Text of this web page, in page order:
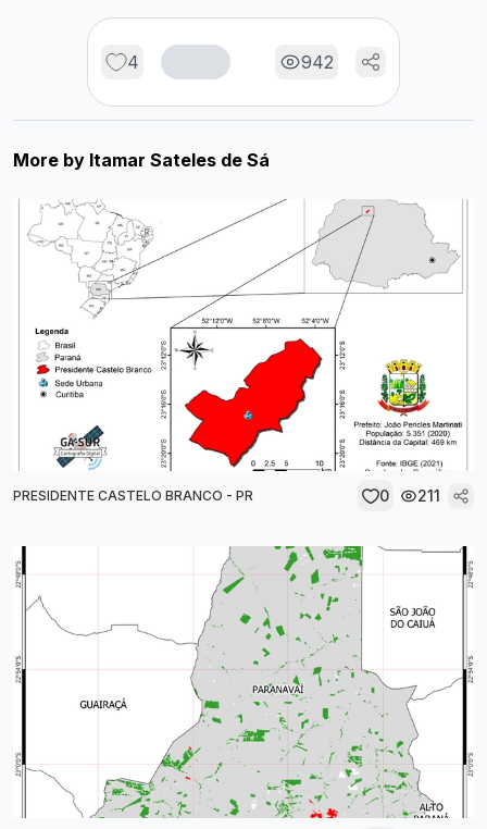
4 942
More by Itamar Sateles de Sá
PRESIDENTE CASTELO BRANCO - PR 0 211